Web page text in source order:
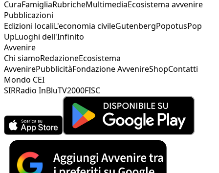
CuraFamigliaRubricheMultimediaEcosistema avvenire
Pubblicazioni
Edizioni localiL'economia civileGutenbergPopotusPop
UpLuoghi dell'Infinito
Avvenire
Chi siamoRedazioneEcosistema
AvvenirePubblicitàFondazione AvvenireShopContatti
Mondo CEI
SIRRadio InBluTV2000FISC